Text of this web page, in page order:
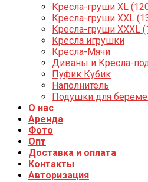
Кресла-груши XL
Кресла-груши XXL
Кресла-груши XXXL
Кресла игрушки
Кресла-Мячи
Диваны и Кресла-
Пуфик Кубик
Наполнитель
Подушки для
О нас
Аренда
Фото
Опт
Доставка и оплата
Контакты
Авторизация